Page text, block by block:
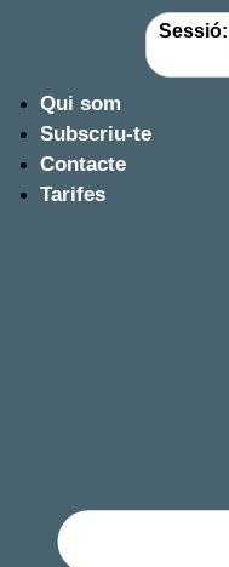
Sessió:
Qui som
Subscriu-te
Contacte
Tarifes